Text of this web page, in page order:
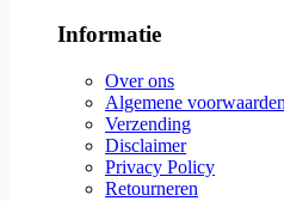
Informatie
Over ons
Algemene voorwaarden
Verzending
Disclaimer
Privacy Policy
Retourneren